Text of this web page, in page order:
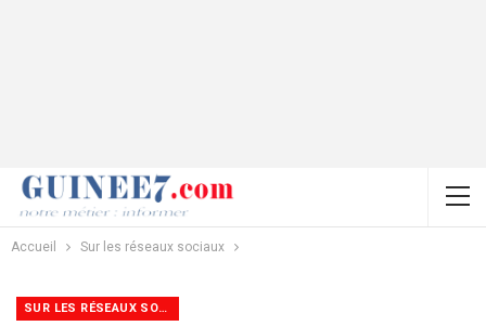
Accueil Sur les réseaux sociaux
SUR LES RÉSEAUX SOCIAUX